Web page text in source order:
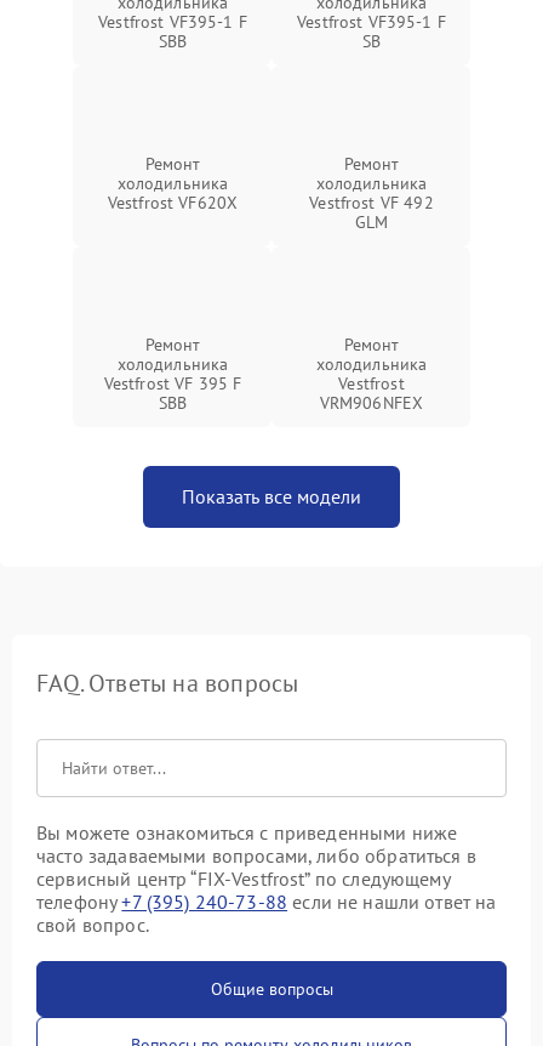
Vestfrost VF395-1 F
SBB
Vestfrost VF395-1 F
SB
Ремонт
холодильника
Vestfrost VF620X
Ремонт
холодильника
Vestfrost VF 492
GLM
Ремонт
холодильника
Vestfrost VF 395 F
SBB
Ремонт
холодильника
Vestfrost
VRM906NFEX
Показать все модели
FAQ. Ответы на вопросы
Вы можете ознакомиться с приведенными ниже
часто задаваемыми вопросами, либо обратиться в
сервисный центр “FIX-Vestfrost” по следующему
телефону+7 (395) 240-73-88 если не нашли ответ на
свой вопрос.
Общие вопросы